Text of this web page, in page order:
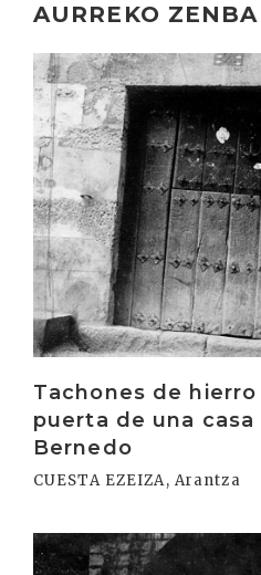
AURREKO
Tachones de
puerta de una
Bernedo
CUESTA EZEIZA, Arantza
Irakurri
Irakurri